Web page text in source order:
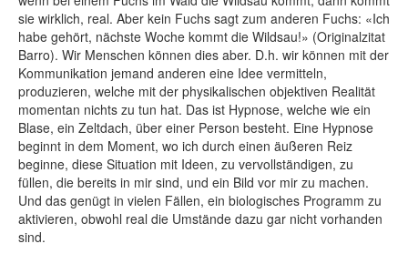
sie wirklich, real. Aber kein Fuchs sagt zum anderen Fuchs: «Ich
habe gehört, nächste Woche kommt die Wildsau!» (Originalzitat
Barro). Wir Menschen können dies aber. D.h. wir können mit der
Kommunikation jemand anderen eine Idee vermitteln,
produzieren, welche mit der physikalischen objektiven Realität
momentan nichts zu tun hat. Das ist Hypnose, welche wie ein
Blase, ein Zeltdach, über einer Person besteht. Eine Hypnose
beginnt in dem Moment, wo ich durch einen äußeren Reiz
beginne, diese Situation mit Ideen, zu vervollständigen, zu
füllen, die bereits in mir sind, und ein Bild vor mir zu machen.
Und das genügt in vielen Fällen, ein biologisches Programm zu
aktivieren, obwohl real die Umstände dazu gar nicht vorhanden
sind.